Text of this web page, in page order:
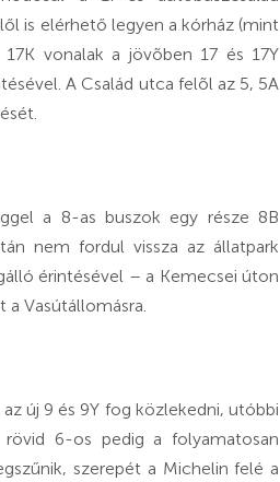
is elérhető legyen a kórház (mint
vonalak a jövõben 17 és 17Y
A Család utca felõl az 5, 5A
a 8-as buszok egy része 8B
nem fordul vissza az állatpark
érintésével – a Kemecsei úton
Vasútállomásra.
új 9 és 9Y fog közlekedni, utóbbi
6-os pedig a folyamatosan
szerepét a Michelin felé a